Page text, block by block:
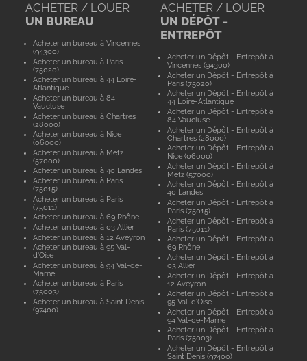
ACHETER / LOUER
UN BUREAU
Acheter un bureau à Vincennes
(94300)
Acheter un bureau à Paris
(75020)
Acheter un bureau à 44 Loire-
Atlantique
Acheter un bureau à 84
Vaucluse
Acheter un bureau à Chartres
(28000)
Acheter un bureau à Nice
(06000)
Acheter un bureau à Metz
(57000)
Acheter un bureau à 40 Landes
Acheter un bureau à Paris
(75015)
Acheter un bureau à Paris
(75011)
Acheter un bureau à 69 Rhône
Acheter un bureau à 03 Allier
Acheter un bureau à 12 Aveyron
Acheter un bureau à 95 Val-
d'Oise
Acheter un bureau à 94 Val-de-
Marne
Acheter un bureau à Paris
(75003)
Acheter un bureau à Saint Denis
(97400)
ACHETER / LOUER
UN DÉPÔT -
ENTREPÔT
Acheter un Dépôt - Entrepôt à
Vincennes (94300)
Acheter un Dépôt - Entrepôt à
Paris (75020)
Acheter un Dépôt - Entrepôt à
44 Loire-Atlantique
Acheter un Dépôt - Entrepôt à
84 Vaucluse
Acheter un Dépôt - Entrepôt à
Chartres (28000)
Acheter un Dépôt - Entrepôt à
Nice (06000)
Acheter un Dépôt - Entrepôt à
Metz (57000)
Acheter un Dépôt - Entrepôt à
40 Landes
Acheter un Dépôt - Entrepôt à
Paris (75015)
Acheter un Dépôt - Entrepôt à
Paris (75011)
Acheter un Dépôt - Entrepôt à
69 Rhône
Acheter un Dépôt - Entrepôt à
03 Allier
Acheter un Dépôt - Entrepôt à
12 Aveyron
Acheter un Dépôt - Entrepôt à
95 Val-d'Oise
Acheter un Dépôt - Entrepôt à
94 Val-de-Marne
Acheter un Dépôt - Entrepôt à
Paris (75003)
Acheter un Dépôt - Entrepôt à
Saint Denis (97400)